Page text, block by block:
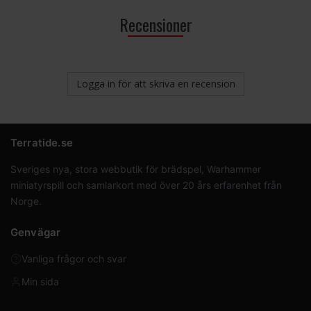
Recensioner
Logga in för att skriva en recension
Terratide.se
Sveriges nya, stora webbutik för brädspel, Warhammer
miniatyrspill och samlarkort med över 20 års erfarenhet från
Norge.
Genvägar
Vanliga frågor och svar
Min sida